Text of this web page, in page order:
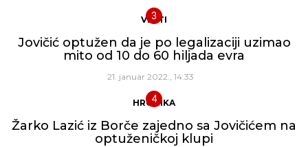
VESTI
Jovičić optužen da je po legalizaciji uzimao
mito od 10 do 60 hiljada evra
21. januar 2022., 14:33
HRONIKA
Žarko Lazić iz Borče zajedno sa Jovičićem na
optuženičkoj klupi